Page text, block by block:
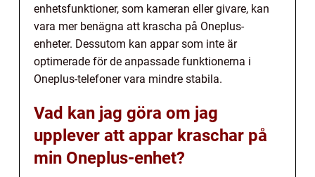
enhetsfunktioner, som kameran eller givare, kan
vara mer benägna att krascha på Oneplus-
enheter. Dessutom kan appar som inte är
optimerade för de anpassade funktionerna i
Oneplus-telefoner vara mindre stabila.
Vad kan jag göra om jag
upplever att appar kraschar på
min Oneplus-enhet?